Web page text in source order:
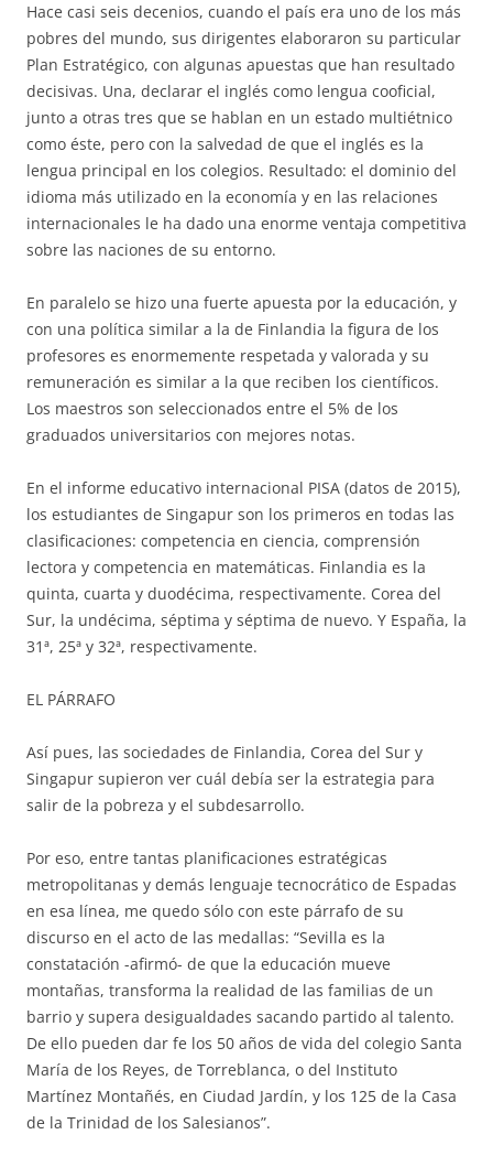
Hace casi seis decenios, cuando el país era uno de los más
pobres del mundo, sus dirigentes elaboraron su particular
Plan Estratégico, con algunas apuestas que han resultado
decisivas. Una, declarar el inglés como lengua cooficial,
junto a otras tres que se hablan en un estado multiétnico
como éste, pero con la salvedad de que el inglés es la
lengua principal en los colegios. Resultado: el dominio del
idioma más utilizado en la economía y en las relaciones
internacionales le ha dado una enorme ventaja competitiva
sobre las naciones de su entorno.
En paralelo se hizo una fuerte apuesta por la educación, y
con una política similar a la de Finlandia la figura de los
profesores es enormemente respetada y valorada y su
remuneración es similar a la que reciben los científicos.
Los maestros son seleccionados entre el 5% de los
graduados universitarios con mejores notas.
En el informe educativo internacional PISA (datos de 2015),
los estudiantes de Singapur son los primeros en todas las
clasificaciones: competencia en ciencia, comprensión
lectora y competencia en matemáticas. Finlandia es la
quinta, cuarta y duodécima, respectivamente. Corea del
Sur, la undécima, séptima y séptima de nuevo. Y España, la
31ª, 25ª y 32ª, respectivamente.
EL PÁRRAFO
Así pues, las sociedades de Finlandia, Corea del Sur y
Singapur supieron ver cuál debía ser la estrategia para
salir de la pobreza y el subdesarrollo.
Por eso, entre tantas planificaciones estratégicas
metropolitanas y demás lenguaje tecnocrático de Espadas
en esa línea, me quedo sólo con este párrafo de su
discurso en el acto de las medallas: “Sevilla es la
constatación -afirmó- de que la educación mueve
montañas, transforma la realidad de las familias de un
barrio y supera desigualdades sacando partido al talento.
De ello pueden dar fe los 50 años de vida del colegio Santa
María de los Reyes, de Torreblanca, o del Instituto
Martínez Montañés, en Ciudad Jardín, y los 125 de la Casa
de la Trinidad de los Salesianos”.